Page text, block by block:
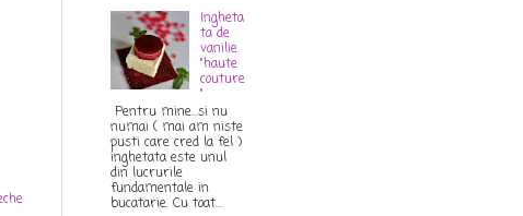
Ingheta
ta de
vanilie
"haute
couture
"
Pentru mine...si nu
numai ( mai am niste
pusti care cred la fel )
inghetata este unul
din lucrurile
fundamentale in
bucatarie. Cu toat...